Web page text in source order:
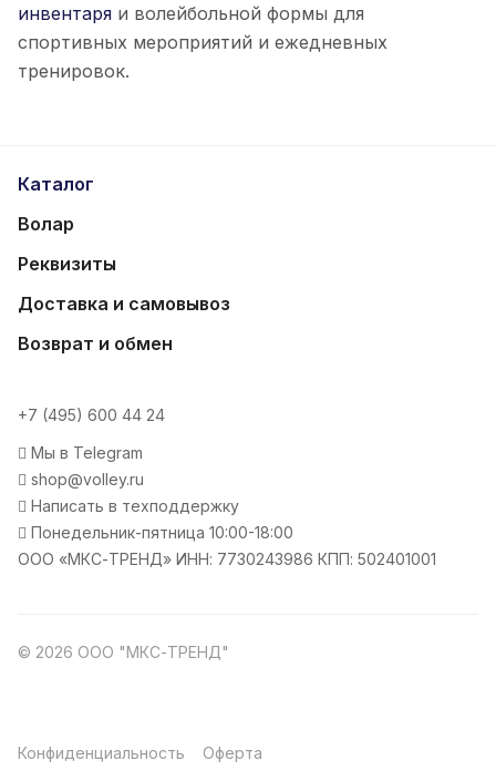
инвентаря и волейбольной формы для
спортивных мероприятий и ежедневных
тренировок.
Каталог
Волар
Реквизиты
Доставка и самовывоз
Возврат и обмен
+7 (495) 600 44 24
Мы в Telegram
shop@volley.ru
Написать в техподдержку
Понедельник-пятница 10:00-18:00
ООО «МКС-ТРЕНД» ИНН: 7730243986 КПП: 502401001
© 2026 ООО "МКС-ТРЕНД"
Конфиденциальность Оферта